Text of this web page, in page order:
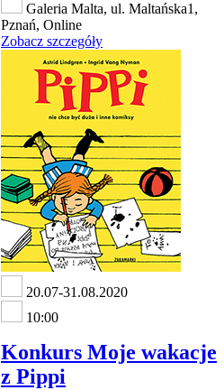
Galeria Malta, ul. Maltańska1,
Pznań, Online
Zobacz szczegóły
20.07-31.08.2020
10:00
Konkurs Moje wakacje
z Pippi